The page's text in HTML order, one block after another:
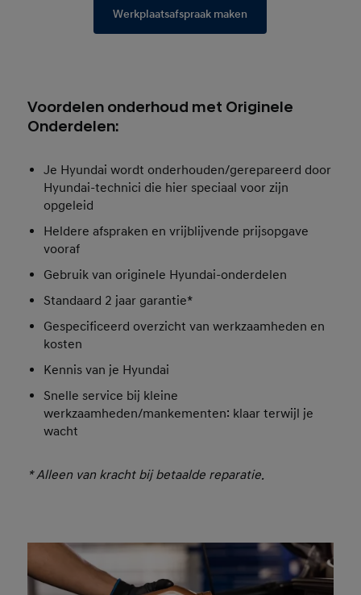
Werkplaatsafspraak maken
Voordelen onderhoud met Originele
Onderdelen:
Je Hyundai wordt onderhouden/gerepareerd door
Hyundai-technici die hier speciaal voor zijn
opgeleid
Heldere afspraken en vrijblijvende prijsopgave
vooraf
Gebruik van originele Hyundai-onderdelen
Standaard 2 jaar garantie*
Gespecificeerd overzicht van werkzaamheden en
kosten
Kennis van je Hyundai
Snelle service bij kleine
werkzaamheden/mankementen: klaar terwijl je
wacht
* Alleen van kracht bij betaalde reparatie.